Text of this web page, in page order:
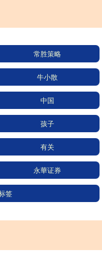
常胜策略
牛小散
中国
孩子
有关
永華证券
签